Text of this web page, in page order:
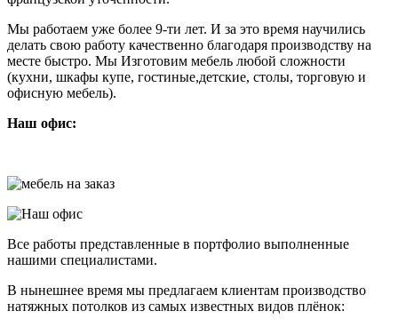
Мы работаем уже более 9-ти лет. И за это время научились
делать свою работу качественно благодаря производству на
месте быстро. Мы Изготовим мебель любой сложности
(кухни, шкафы купе, гостиные,детские, столы, торговую и
офисную мебель).
Наш офис:
Все работы представленные в портфолио выполненные
нашими специалистами.
В нынешнее время мы предлагаем клиентам производство
натяжных потолков из самых известных видов плёнок: